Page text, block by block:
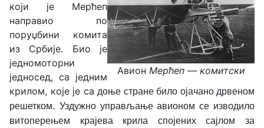
Авион Мерћеп — комитски
који је Мерћеп
направио по
поруџбини комита
из Србије. Био је
једномоторни
једносед, са једним
крилом, које је са доње стране било ојачано дрвеном
решетком. Уздужно управљање авионом се изводило
витоперењем крајева крила спојених сајлом за